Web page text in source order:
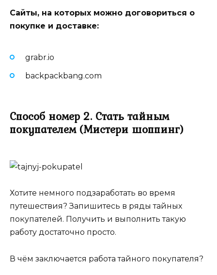
Сайты, на которых можно договориться о
покупке и доставке:
grabr.io
backpackbang.com
Способ номер 2. Стать тайным
покупателем (Мистери шоппинг)
Хотите немного подзаработать во время
путешествия? Запишитесь в ряды тайных
покупателей. Получить и выполнить такую
работу достаточно просто.
В чём заключается работа тайного покупателя?